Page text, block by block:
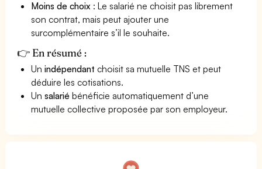
Moins de choix : Le salarié ne choisit pas librement
son contrat, mais peut ajouter une
surcomplémentaire s’il le souhaite.
👉 En résumé :
Unindépendant choisit sa mutuelle TNS et peut
déduire les cotisations.
Unsalarié bénéficie automatiquement d’une
mutuelle collective proposée par son employeur.